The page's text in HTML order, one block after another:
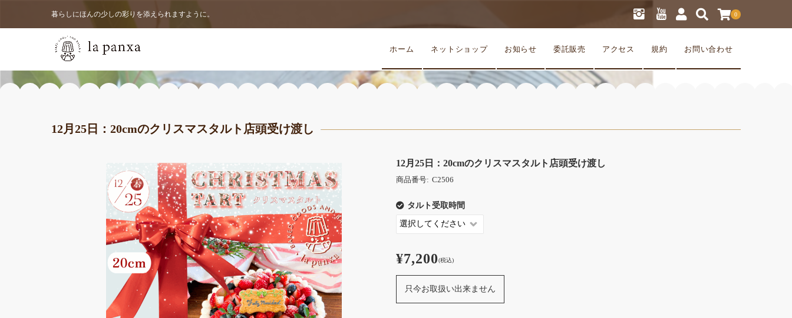
0
ホーム ネットショップ お知らせ 委託販売 アクセス 規約 お問い合わせ
暮らしにほんの少しの彩りを添えられますように。
12月25日：20cmのクリスマスタルト店頭受け渡し
12月25日：20cmのクリスマスタルト店頭受け渡し
商品番号: C2506
タルト受取時間
¥7,200(税込)
只今お取扱い出来ません